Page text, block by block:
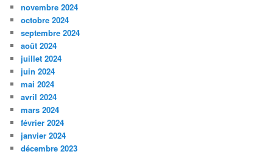
novembre 2024
octobre 2024
septembre 2024
août 2024
juillet 2024
juin 2024
mai 2024
avril 2024
mars 2024
février 2024
janvier 2024
décembre 2023